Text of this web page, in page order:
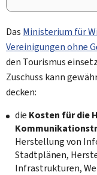
Das Ministerium für
Vereinigungen ohne
den Tourismus
Zuschuss kann
decken:
die Kosten für die
Herstellung von
Stadtplänen,
Infrastrukturen,